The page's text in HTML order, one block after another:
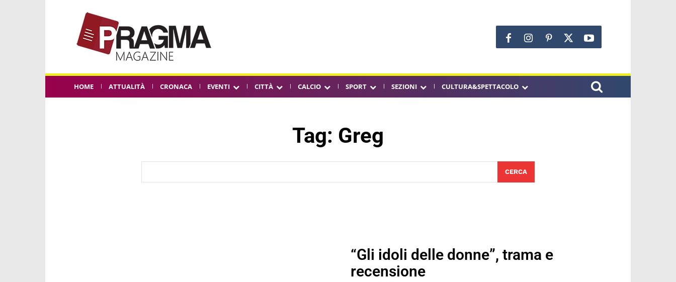
HOME ATTUALITÀ CRONACA EVENTI CITTÀ CALCIO SPORT SEZIONI CULTURA&SPETTACOLO
Tag: Greg
CERCA
“Gli idoli delle donne”, trama e
recensione